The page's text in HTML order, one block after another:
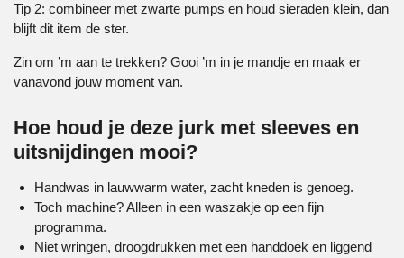
Tip 2: combineer met zwarte pumps en houd sieraden klein, dan
blijft dit item de ster.
Zin om ’m aan te trekken? Gooi ’m in je mandje en maak er
vanavond jouw moment van.
Hoe houd je deze jurk met sleeves en
uitsnijdingen mooi?
Handwas in lauwwarm water, zacht kneden is genoeg.
Toch machine? Alleen in een waszakje op een fijn
programma.
Niet wringen, droogdrukken met een handdoek en liggend